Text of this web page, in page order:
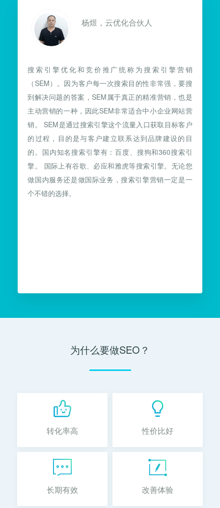
杨煜，云优化合伙人
搜索引擎优化和竞价推广统称为搜索引擎营销
（SEM）。因为客户每一次搜索目的性非常强，要搜
到解决问题的答案，SEM属于真正的精准营销，也是
主动营销的一种，因此SEM非常适合中小企业网站营
销。 SEM是通过搜索引擎这个流量入口获取目标客户
的过程，目的是与客户建立联系达到品牌建设的目
的。国内知名搜索引擎有：百度、搜狗和360搜索引
擎。 国际上有谷歌、必应和雅虎等搜索引擎。无论您
做国内服务还是做国际业务，搜索引擎营销一定是一
个不错的选择。
为什么要做SEO？
转化率高 性价比好
长期有效 改善体验